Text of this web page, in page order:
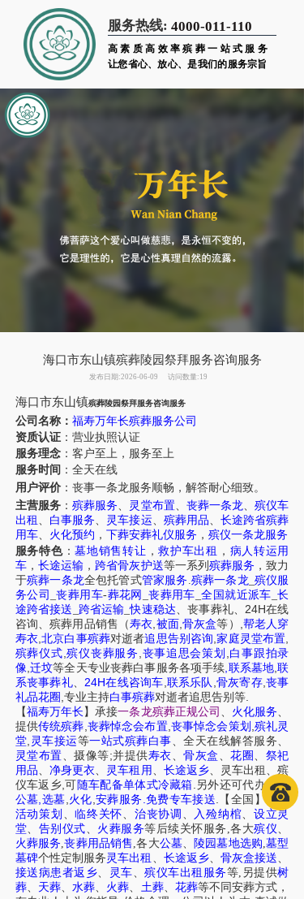
服务热线: 4000-011-110
高素质高效率殡葬一站式服务
让您省心、放心、是我们的服务宗旨
海口市东山镇殡葬陵园祭拜服务咨询服务
发布日期:2026-06-09 访问数量:19
海口市东山镇殡葬陵园祭拜服务咨询服务
公司名称： 福寿万年长殡葬服务公司
资质认证：营业执照认证
服务理念：客户至上，服务至上
服务时间 ：全天在线
用户评价：丧事一条龙服务顺畅，解答耐心细致。
主营服务 ：殡葬服务、 灵堂布置、 丧葬一条龙、殡仪车
出租 、 白事服务、 灵车接运、 殡葬用品、 长途跨省殡葬
用车、 火化预约 ， 下葬安葬礼仪服务 ， 殡仪一条龙服务
服务特色：墓地销售转让 ，救护车出租 ， 病人转运用
车， 长途运输 ，跨省骨灰护送等一系列 殡葬服务 ，致力
于殡葬一条龙全包托管式管家服务 .殡葬一条龙_ 殡仪服
务公司
_丧葬用车-葬花网 丧葬用车 全国就近派车 长
途跨省接送 跨省运输 _快速稳达、丧事葬礼、 24H在线
咨询、殡葬用品销售 （寿衣 被面, 骨灰盒等）
帮老人穿
寿衣 ,北京白事殡葬对逝者追思告别咨询 ,家庭灵堂布置
殡葬仪式 殡仪丧葬服务 丧事追思会策划 白事跟拍录
像 迁坟等全天专业丧葬白事服务各项手续 联系墓地 ,联
系丧事葬礼、24H在线咨询车 联系乐队 骨灰寄存, 丧事
礼品花圈 专业主持白事殡葬对逝者追思告别等.
【福寿万年长 】承接一条龙殡葬正规公司 、 火化服务、
提供传统殡葬 丧葬悼念会布置, 丧事悼念会策划 殡礼灵
堂 灵车接运等一站式殡葬白事、全天在线解答服务、
灵堂布置、摄像等;并提供寿衣、骨灰盒 、花圈 、 祭祀
用品、 净身更衣、 灵车租用 、 长途返乡、 灵车出租 、殡
仪车返乡 可 随车配备单体式冷藏箱 另外还可代办各区
公墓 选墓 火化 安葬服务 免费专车接送 【全国】 白事
活动策划 、临终关怀、 治丧协调 、 入殓纳棺、 设立灵
堂、 告别仪式、 火葬服务等后续关怀服务,各大殡仪、
火葬服务,丧葬用品销售,各大公墓、 陵园墓地选购,墓型
墓碑个性定制服务 灵车出租 、 长途返乡、 骨灰盒接送、
接送病患者返乡、 灵车、殡仪车出租服务等,另提供树
葬、 天葬、水葬、 火葬、 土葬、 花葬等不同安葬方式，